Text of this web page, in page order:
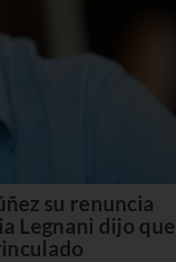
su renuncia
Legnani dijo que